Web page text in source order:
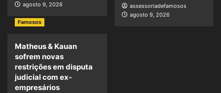
agosto 9, 2026
assessoriadefamosos
agosto 9, 2026
Famosos
Matheus & Kauan
sofrem novas
restrições em disputa
judicial com ex-
empresários